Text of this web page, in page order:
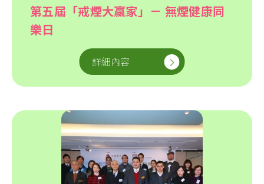
第五屆「戒煙大嬴家」－ 無煙健康同
樂日
詳細內容